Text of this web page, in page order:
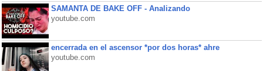
SAMANTA DE BAKE OFF - Analizando
youtube.com
encerrada en el ascensor *por dos horas* ahre
youtube.com